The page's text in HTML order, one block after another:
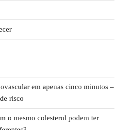
em apenas cinco minutos –
risco
o mesmo colesterol podem ter